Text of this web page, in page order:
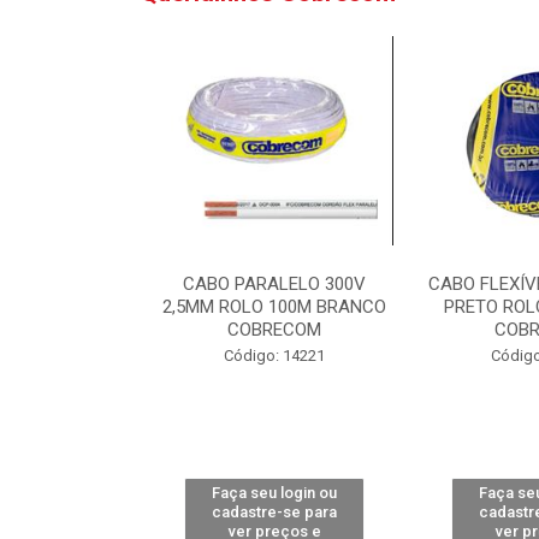
CABO PARALELO 300V
2,5MM ROLO 100M BRANCO
COBRECOM
Código: 14221
Faça seu login ou
cadastre-se para
ver preços e
CABO
PRETO
Faça
ver